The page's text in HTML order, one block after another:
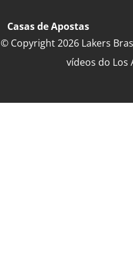
Casas de Apostas
© Copyright 2026 Lakers
vídeos do Los